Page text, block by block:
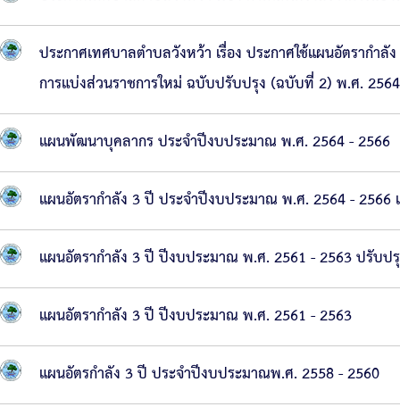
การ
บริหาร
งาน
หลัก
เกณฑ์
การ
บริหาร
และ
พัฒนา
ทรัพยากร
บุคคล
ประกาศเทศบาลตำบลวังหว้า เรื่อง ประกาศใช้แผนอัตราก
การแบ่งส่วนราชการใหม่ ฉบับปรับปรุง (ฉบับที่ 2) พ.ศ. 2564
แผนพัฒนาบุคลากร ประจำปีงบประมาณ พ.ศ. 2564 - 2566
แผนอัตรากำลัง 3 ปี ประจำปีงบประมาณ พ.ศ. 2564 -
แผนอัตรากำลัง 3 ปี ปีงบประมาณ พ.ศ. 2561 - 2563 ปรับป
แผนอัตรากำลัง 3 ปี ปีงบประมาณ พ.ศ. 2561 - 2563
แผนอัตรกำลัง 3 ปี ประจำปีงบประมาณพ.ศ. 2558 - 2560